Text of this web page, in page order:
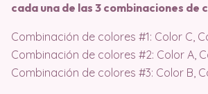
cada una de las 3 combinaciones de
Combinación de colores #1: Color C,
Combinación de colores #2: Color A,
Combinación de colores #3: Color B,